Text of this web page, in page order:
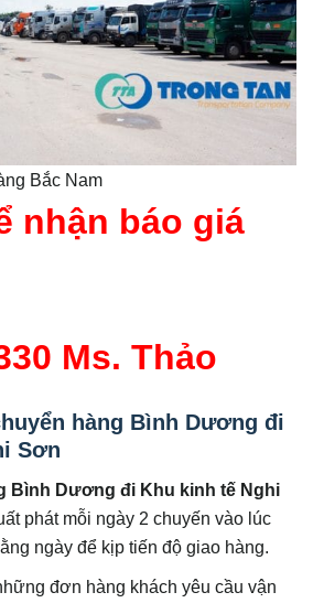
Bắc Nam
nhận báo giá
Ms. Thảo
hàng Bình Dương đi
Sơn
Bình Dương đi Khu kinh tế Nghi
phát mỗi ngày 2 chuyến vào lúc
ngày để kịp tiến độ giao hàng.
đơn hàng khách yêu cầu vận